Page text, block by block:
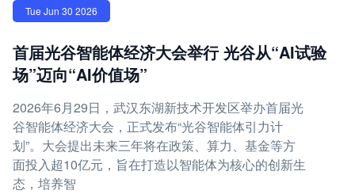
Tue Jun 30 2026
首届光谷智能体经济大会举行 光谷从“AI试验
场”迈向“AI价值场”
2026年6月29日，武汉东湖新技术开发区举办首届光
谷智能体经济大会，正式发布“光谷智能体引力计
划”。大会提出未来三年将在政策、算力、基金等方
面投入超10亿元，旨在打造以智能体为核心的创新生
态，培养智